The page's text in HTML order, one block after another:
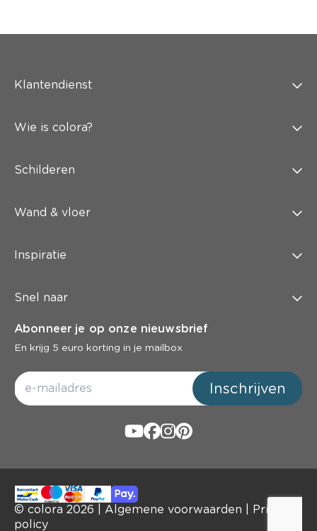
Klantendienst
Wie is colora?
Schilderen
Wand & vloer
Inspiratie
Snel naar
Abonneer je op onze nieuwsbrief
En krijg 5 euro korting in je mailbox
Inschrijven
© colora 2026 Algemene voorwaarden
Privacy
policy